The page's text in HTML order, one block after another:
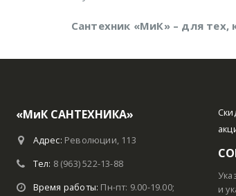
Сантехник «МиК» – для тех,
«МиК САНТЕХНИКА»
Адрес: Революции, 113
Тел: 8 (963) 522-13-88
Время работы: Пн-пт: 9.00-19.00;
и